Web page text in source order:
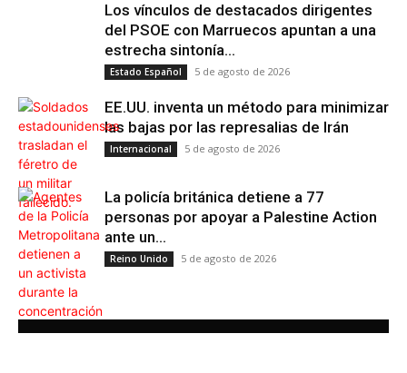
Los vínculos de destacados dirigentes
del PSOE con Marruecos apuntan a una
estrecha sintonía...
Estado Español 5 de agosto de 2026
EE.UU. inventa un método para minimizar
las bajas por las represalias de Irán
Internacional 5 de agosto de 2026
La policía británica detiene a 77
personas por apoyar a Palestine Action
ante un...
Reino Unido 5 de agosto de 2026